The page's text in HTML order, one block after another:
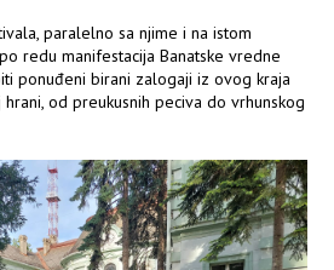
paralelno sa njime i na istom
redu manifestacija Banatske vredne
ponuđeni birani zalogaji iz ovog kraja
od preukusnih peciva do vrhunskog